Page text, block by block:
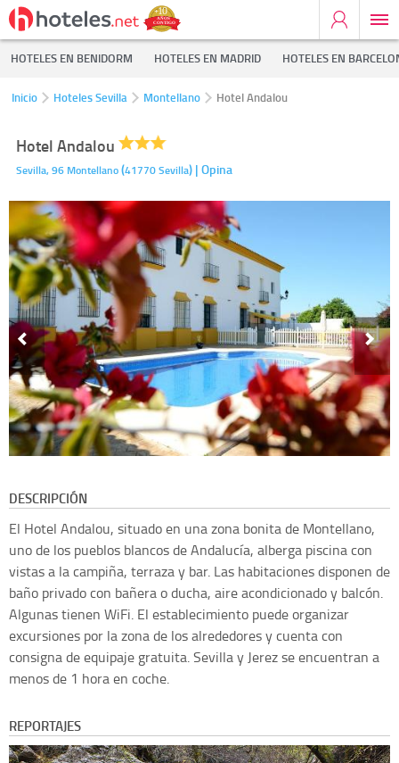
HOTELES EN BENIDORM HOTELES EN MADRID HOTELES EN
Inicio Hoteles Sevilla Montellano Hotel Andalou
Hotel Andalou
Sevilla, 96 Montellano(41770Sevilla) | Opina
DESCRIPCIÓN
El Hotel Andalou, situado en una zona bonita de Montellano,
uno de los pueblos blancos de Andalucía, alberga piscina con
vistas a la campiña, terraza y bar. Las habitaciones disponen de
baño privado con bañera o ducha, aire acondicionado y balcón.
Algunas tienen WiFi. El establecimiento puede organizar
excursiones por la zona de los alrededores y cuenta con
consigna de equipaje gratuita. Sevilla y Jerez se encuentran a
menos de 1 hora en coche.
REPORTAJES